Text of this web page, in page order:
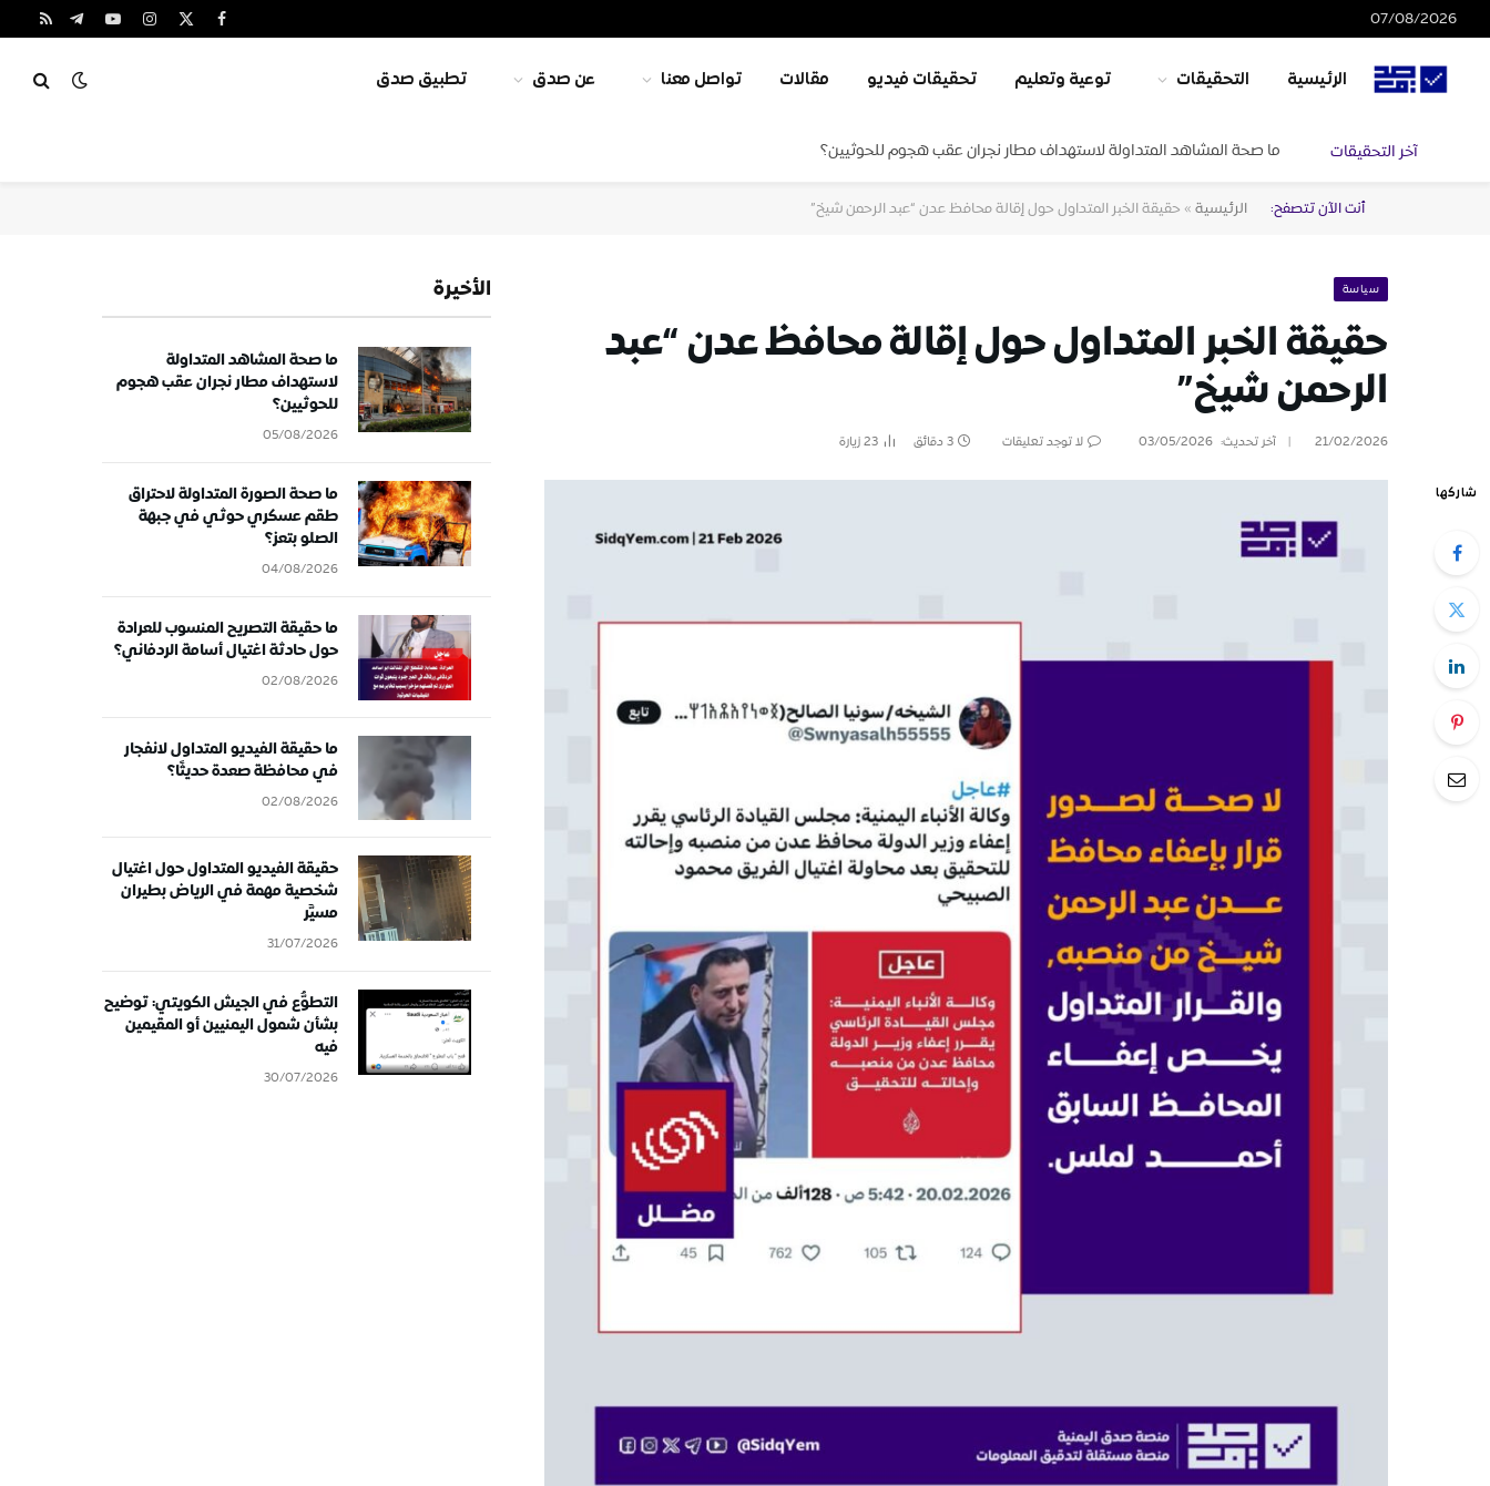
07/08/2026 فيسبوك
X
الانستغراميوتيوبتيلقرامRSS
الرئيسية التحقيقات توعية وتعليم تحقيقات فيديو مقالات تواصل معنا عن صدق تطبيق صدق
آخر التحقيقات ما صحة المشاهد المتداولة لاستهداف مطار نجران عقب هجوم للحوثيين؟
أنت الآن تتصفح: الرئيسية» حقيقة الخبر المتداول حول إقالة محافظ عدن “عبد الرحمن شيخ”
سياسة
حقيقة الخبر المتداول حول إقالة محافظ عدن “عبد
الرحمن شيخ”
21/02/2026 آخر تحديث: 03/05/2026 لا توجد تعليقات 3 دقائق 23زيارة
شاركها
الأخيرة
ما صحة المشاهد المتداولة
لاستهداف مطار نجران عقب هجوم
للحوثيين؟
05/08/2026
ما صحة الصورة المتداولة لاحتراق
طقم عسكري حوثي في جبهة
الصلو بتعز؟
04/08/2026
ما حقيقة التصريح المنسوب للعرادة
حول حادثة اغتيال أسامة الردفاني؟
02/08/2026
ما حقيقة الفيديو المتداول لانفجار
في محافظة صعدة حديثًا؟
02/08/2026
حقيقة الفيديو المتداول حول اغتيال
شخصية مهمة في الرياض بطيران
مسيَّر
31/07/2026
التطوُّع في الجيش الكويتي: توضيح
بشأن شمول اليمنيين أو المقيمين
فيه
30/07/2026